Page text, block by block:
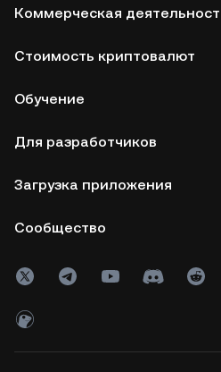
Коммерческая
Стоимость криптовалют
Обучение
Для разработчиков
Загрузка приложения
Сообщество